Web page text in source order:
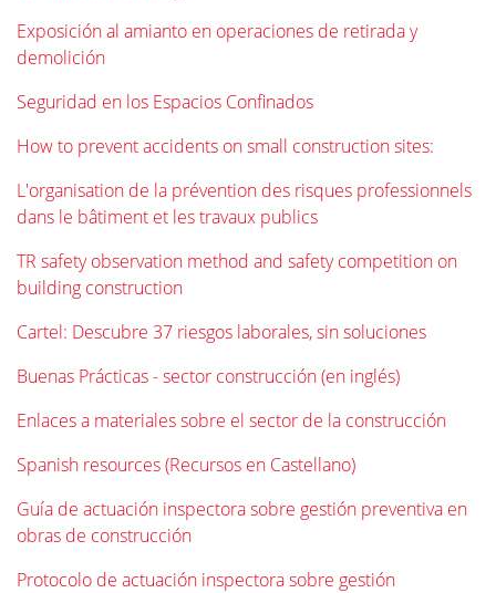
Exposición al amianto en operaciones de retirada y
demolición
Seguridad en los Espacios Confinados
How to prevent accidents on small construction sites:
L'organisation de la prévention des risques professionnels
dans le bâtiment et les travaux publics
TR safety observation method and safety competition on
building construction
Cartel: Descubre 37 riesgos laborales, sin soluciones
Buenas Prácticas - sector construcción (en inglés)
Enlaces a materiales sobre el sector de la construcción
Spanish resources (Recursos en Castellano)
Guía de actuación inspectora sobre gestión preventiva en
obras de construcción
Protocolo de actuación inspectora sobre gestión